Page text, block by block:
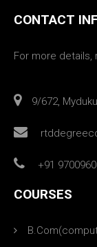
CONTACT
For more details,
9/672,
+91
COURSES